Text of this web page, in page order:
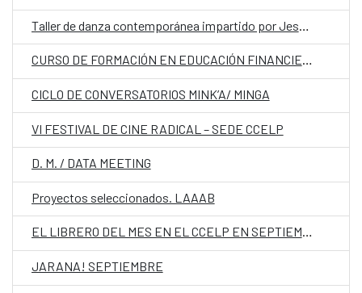
CURSO DE FORMACIÓN EN EDUCACIÓN FINANCIERA. DIRIGIDO A MUJERES
CICLO DE CONVERSATORIOS MINK’A/ MINGA
VI FESTIVAL DE CINE RADICAL – SEDE CCELP
D. M. / DATA MEETING
Proyectos seleccionados. LAAAB
EL LIBRERO DEL MES EN EL CCELP EN SEPTIEMBRE’19.
JARANA! SEPTIEMBRE